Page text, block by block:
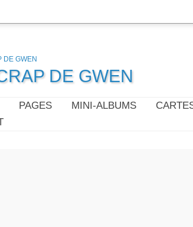
DE GWEN
PAGES MINI-ALBUMS